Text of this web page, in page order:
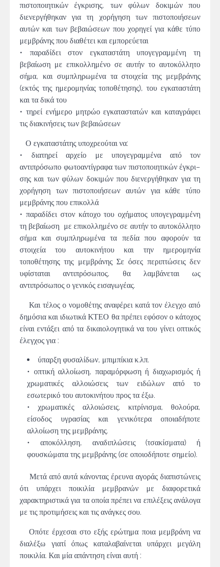
πιστοποιητικών έγκρισης, των φύλων δοκιμών που
διενεργήθηκαν για τη χορήγηση των πιστοποιήσεων
αυτών και των βεβαιώσεων που χορηγεί για κάθε τύπο
μεμβράνης που διαθέτει και εμπορεύεται
• παραδίδει στον εγκαταστάτη υπογεγραμμένη τη
βεβαίωση με επικολλημένο σε αυτήν το αυτοκόλλητο
σήμα, και συμπληρωμένα τα στοιχεία της μεμβράνης
(εκτός της ημερομηνίας τοποθέτησης), του εγκαταστάτη
και τα δικά του
• τηρεί ενήμερο μητρώο εγκαταστατών και καταγράφει
τις διακινήσεις των βεβαιώσεων
Ο εγκαταστάτης υποχρεούται να:
• διατηρεί αρχείο με υπογεγραμμένα από τον
αντιπρόσωπο φωτοαντίγραφα των πιστοποιητικών έγκρι−
σης και των φύλων δοκιμών που διενεργήθηκαν για τη
χορήγηση των πιστοποιήσεων αυτών για κάθε τύπο
μεμβράνης που επικολλά
• παραδίδει στον κάτοχο του οχήματος υπογεγραμμένη
τη βεβαίωση με επικολλημένο σε αυτήν το αυτοκόλλητο
σήμα και συμπληρωμένα τα πεδία που αφορούν τα
στοιχεία του αυτοκινήτου και την ημερομηνία
τοποθέτησης της μεμβράνης Σε όσες περιπτώσεις δεν
υφίσταται αντιπρόσωπος, θα λαμβάνεται ως
αντιπρόσωπος ο γενικός εισαγωγέας.
Και τέλος ο νομοθέτης αναφέρει κατά τον έλεγχο από
δημόσια και ιδιωτικά ΚΤΕΟ θα πρέπει εφόσον ο κάτοχος
είναι εντάξει από τα δικαιολογητικά να του γίνει οπτικός
έλεγχος για :
ύπαρξη φυσαλίδων, μπιμπίκια κ.λπ.
• οπτική αλλοίωση, παραμόρφωση ή διαχωρισμός ή
χρωματικές αλλοιώσεις των ειδώλων από το
εσωτερικό του αυτοκινήτου προς τα έξω.
• χρωματικές αλλοιώσεις, κιτρίνισμα, θολούρα,
είσοδος υγρασίας και γενικότερα οποιαδήποτε
αλλοίωση της μεμβράνης.
• αποκόλληση, αναδιπλώσεις (τσακίσματα) ή
φουσκώματα της μεμβράνης (σε οποιοδήποτε σημείο).
Μετά από αυτά κάνοντας έρευνα αγοράς διαπιστώνεις
ότι υπάρχει ποικιλία μεμβρανών με διαφορετικά
χαρακτηριστικά για τα οποία πρέπει να επιλέξεις ανάλογα
με τις προτιμήσεις και τις ανάγκες σου.
Οπότε έρχεσαι στο εξής ερώτημα ποια μεμβράνη να
διαλέξω γιατί όπως καταλαβαίνεται υπάρχει μεγάλη
ποικιλία. Και μία απάντηση είναι αυτή :